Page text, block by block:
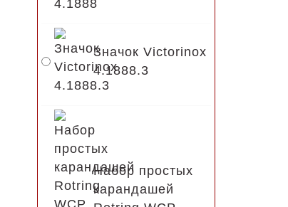
Значок Victorinox
4.1888.3
Набор простых
карандашей